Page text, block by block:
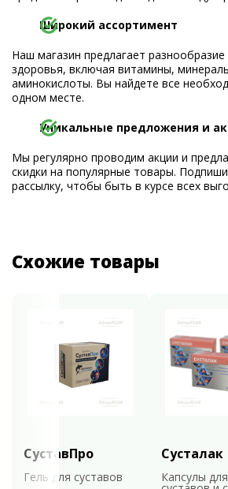
Широкий ассортимент
Наш магазин предлагает
здоровья, включая витамины,
аминокислоты. Вы найдете все
одном месте.
Уникальные предложения и
Мы регулярно проводим акции и
скидки на популярные товары.
рассылку, чтобы быть в курсе всех
Схожие товары
СуставПро
Гель для суставов
Сусталак
Капсулы для